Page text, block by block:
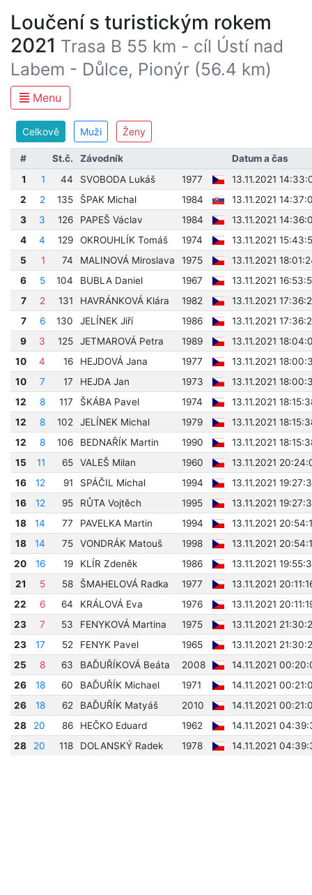
Loučení s turistickým rokem
2021 Trasa B 55 km - cíl Ústí nad
Labem - Důlce, Pionýr (56.4 km)
Menu
Celkově Muži Ženy
# St.č. Závodník
Datum a čas
1
1 44 SVOBODA Lukáš 1977
13.11.2021
2
2 135 ŠPAK Michal 1984
13.11.2021
3
3 126 PAPEŠ Václav 1984
13.11.2021
4
4 129 OKROUHLÍK Tomáš 1974
13.11.2021
5
1 74 MALINOVÁ Miroslava 1975
13.11.2021
6
5 104 BUBLA Daniel 1967
13.11.2021
7
2 131 HAVRÁNKOVÁ Klára 1982
13.11.2021
7
6 130 JELÍNEK Jiří 1986
13.11.2021
9
3 125 JETMAROVÁ Petra 1989
13.11.2021
10
4 16 HEJDOVÁ Jana 1977
13.11.2021
10
7 17 HEJDA Jan 1973
13.11.2021
12
8 117 ŠKÁBA Pavel 1974
13.11.2021
12
8 102 JELÍNEK Michal 1979
13.11.2021
12
8 106 BEDNAŘÍK Martin 1990
13.11.2021
15
11 65 VALEŠ Milan 1960
13.11.2021
16
12 91 SPÁČIL Michal 1994
13.11.2021
16
12 95 RŮTA Vojtěch 1995
13.11.2021
18
14 77 PAVELKA Martin 1994
13.11.2021
18
14 75 VONDRÁK Matouš 1998
13.11.2021
20
16 19 KLÍR Zdeněk 1986
13.11.2021
21
5 58 ŠMAHELOVÁ Radka 1977
13.11.2021
22
6 64 KRÁLOVÁ Eva 1976
13.11.2021
23
7 53 FENYKOVÁ Martina 1975
13.11.2021
23
17 52 FENYK Pavel 1965
13.11.2021
25
8 63 BAĎUŘÍKOVÁ Beáta 2008
14.11.2021
26
18 60 BAĎUŘÍK Michael 1971
14.11.2021
26
18 62 BAĎUŘÍK Matyáš 2010
14.11.2021
28
20 86 HEČKO Eduard 1962
14.11.2021
28
20 118 DOLANSKÝ Radek 1978 14.11.2021